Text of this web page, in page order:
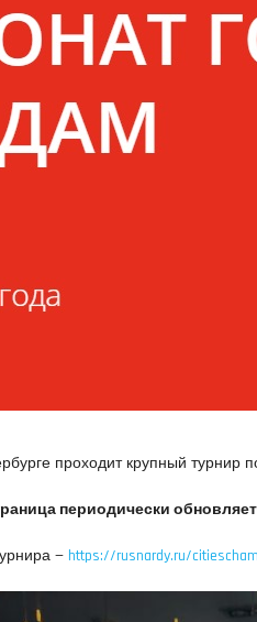
проходит крупный турнир
периодически
— https://rusnardy.ru/